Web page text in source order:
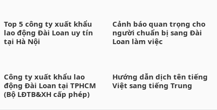
Top 5 công ty xuất khẩu
lao động Đài Loan uy tín
tại Hà Nội
Cảnh báo quan trọng cho
người chuẩn bị sang Đài
Loan làm việc
Công ty xuất khẩu lao
động Đài Loan tại TPHCM
(Bộ LĐTB&XH cấp phép)
Hướng dẫn dịch tên tiếng
Việt sang tiếng Trung